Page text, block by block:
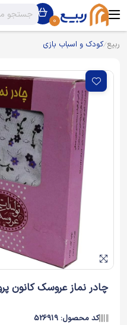
0
ربیع کودک و اسباب بازی
چادر نماز عروسک کانون
کد محصول: 526919